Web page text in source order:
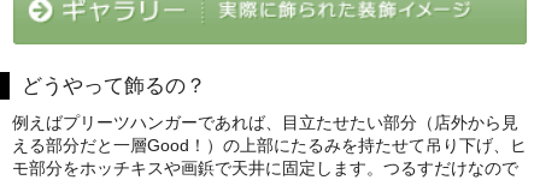
どうやって飾るの？
例えばプリーツハンガーであれば、目立たせたい部分（店外から見
える部分だと一層Good！）の上部にたるみを持たせて吊り下げ、ヒ
モ部分をホッチキスや画鋲で天井に固定します。つるすだけなので